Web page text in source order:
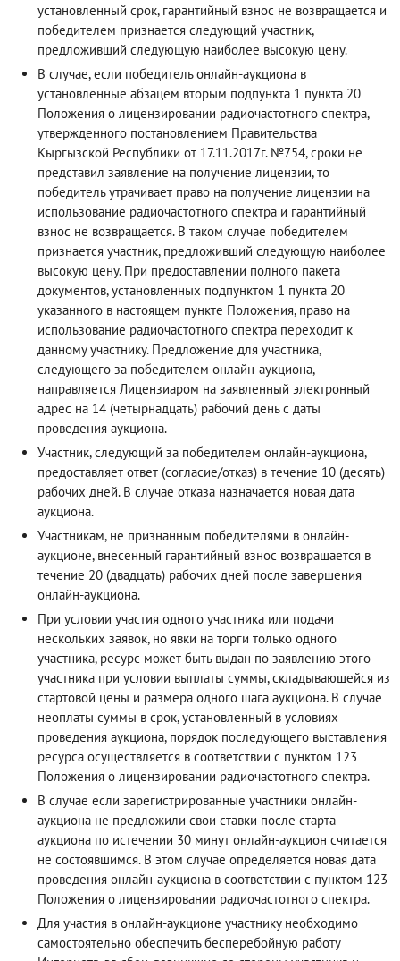
установленный срок, гарантийный взнос не возвращается и
победителем признается следующий участник,
предложивший следующую наиболее высокую цену.
В случае, если победитель онлайн-аукциона в
установленные абзацем вторым подпункта 1 пункта 20
Положения о лицензировании радиочастотного спектра,
утвержденного постановлением Правительства
Кыргызской Республики от 17.11.2017г. №754, сроки не
представил заявление на получение лицензии, то
победитель утрачивает право на получение лицензии на
использование радиочастотного спектра и гарантийный
взнос не возвращается. В таком случае победителем
признается участник, предложивший следующую наиболее
высокую цену. При предоставлении полного пакета
документов, установленных подпунктом 1 пункта 20
указанного в настоящем пункте Положения, право на
использование радиочастотного спектра переходит к
данному участнику. Предложение для участника,
следующего за победителем онлайн-аукциона,
направляется Лицензиаром на заявленный электронный
адрес на 14 (четырнадцать) рабочий день с даты
проведения аукциона.
Участник, следующий за победителем онлайн-аукциона,
предоставляет ответ (согласие/отказ) в течение 10 (десять)
рабочих дней. В случае отказа назначается новая дата
аукциона.
Участникам, не признанным победителями в онлайн-
аукционе, внесенный гарантийный взнос возвращается в
течение 20 (двадцать) рабочих дней после завершения
онлайн-аукциона.
При условии участия одного участника или подачи
нескольких заявок, но явки на торги только одного
участника, ресурс может быть выдан по заявлению этого
участника при условии выплаты суммы, складывающейся из
стартовой цены и размера одного шага аукциона. В случае
неоплаты суммы в срок, установленный в условиях
проведения аукциона, порядок последующего выставления
ресурса осуществляется в соответствии с пунктом 123
Положения о лицензировании радиочастотного спектра.
В случае если зарегистрированные участники онлайн-
аукциона не предложили свои ставки после старта
аукциона по истечении 30 минут онлайн-аукцион считается
не состоявшимся. В этом случае определяется новая дата
проведения онлайн-аукциона в соответствии с пунктом 123
Положения о лицензировании радиочастотного спектра.
Для участия в онлайн-аукционе участнику необходимо
самостоятельно обеспечить бесперебойную работу